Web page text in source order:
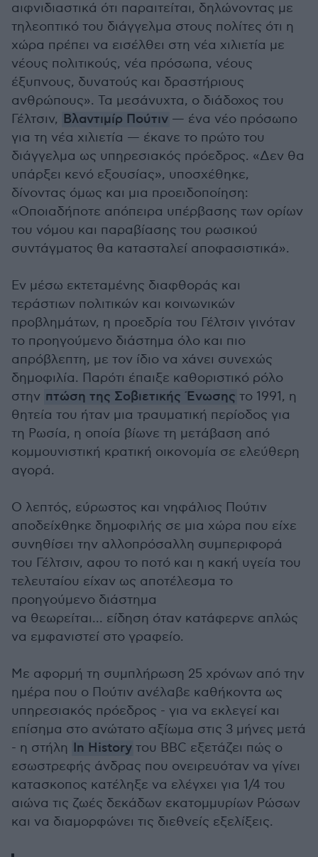
αιφνιδιαστικά ότι παραιτείται, δηλώνοντας με
τηλεοπτικό του διάγγελμα στους πολίτες ότι η
χώρα πρέπει να εισέλθει στη νέα χιλιετία με
νέους πολιτικούς, νέα πρόσωπα, νέους
έξυπνους, δυνατούς και δραστήριους
ανθρώπους». Τα μεσάνυχτα, ο διάδοχος του
Γέλτσιν, Βλαντιμίρ Πούτιν — ένα νέο πρόσωπο
για τη νέα χιλιετία — έκανε το πρώτο του
διάγγελμα ως υπηρεσιακός πρόεδρος. «Δεν θα
υπάρξει κενό εξουσίας», υποσχέθηκε,
δίνοντας όμως και μια προειδοποίηση:
«Οποιαδήποτε απόπειρα υπέρβασης των ορίων
του νόμου και παραβίασης του ρωσικού
συντάγματος θα κατασταλεί αποφασιστικά».
Εν μέσω εκτεταμένης διαφθοράς και
τεράστιων πολιτικών και κοινωνικών
προβλημάτων, η προεδρία του Γέλτσιν γινόταν
το προηγούμενο διάστημα όλο και πιο
απρόβλεπτη, με τον ίδιο να χάνει συνεχώς
δημοφιλία. Παρότι έπαιξε καθοριστικό ρόλο
στην πτώση της Σοβιετικής Ένωσης το 1991, η
θητεία του ήταν μια τραυματική περίοδος για
τη Ρωσία, η οποία βίωνε τη μετάβαση από
κομμουνιστική κρατική οικονομία σε ελεύθερη
αγορά.
Ο λεπτός, εύρωστος και νηφάλιος Πούτιν
αποδείχθηκε δημοφιλής σε μια χώρα που είχε
συνηθίσει την αλλοπρόσαλλη συμπεριφορά
του Γέλτσιν, αφου το ποτό και η κακή υγεία του
τελευταίου είχαν ως αποτέλεσμα το
προηγούμενο διάστημα
να θεωρείται... είδηση όταν κατάφερνε απλώς
να εμφανιστεί στο γραφείο.
Με αφορμή τη συμπλήρωση 25 χρόνων από την
ημέρα που ο Πούτιν ανέλαβε καθήκοντα ως
υπηρεσιακός πρόεδρος - για να εκλεγεί και
επίσημα στο ανώτατο αξίωμα στις 3 μήνες μετά
- η στήλη In History του BBC εξετάζει πώς ο
εσωστρεφής άνδρας που ονειρευόταν να γίνει
κατασκοπος κατέληξε να ελέγχει για 1/4 του
αιώνα τις ζωές δεκάδων εκατομμυρίων Ρώσων
και να διαμορφώνει τις διεθνείς εξελίξεις.